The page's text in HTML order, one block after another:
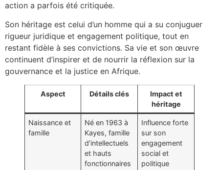
action a parfois été critiquée.
Son héritage est celui d’un homme qui a su conjuguer
rigueur juridique et engagement politique, tout en
restant fidèle à ses convictions. Sa vie et son œuvre
continuent d’inspirer et de nourrir la réflexion sur la
gouvernance et la justice en Afrique.
Aspect Détails clés
Impact et
héritage
Naissance et
famille
Né en 1963 à
Kayes, famille
d’intellectuels
et hauts
fonctionnaires
Influence forte
sur son
engagement
social et
politique